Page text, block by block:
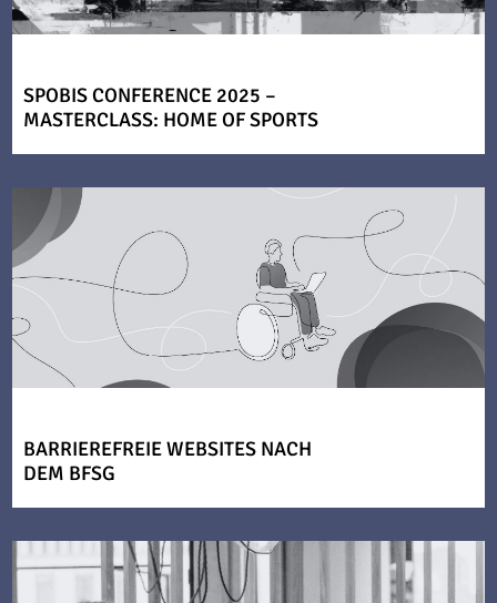
SPOBIS CONFERENCE 2025 –
MASTERCLASS: HOME OF SPORTS
BARRIEREFREIE WEBSITES NACH
DEM BFSG